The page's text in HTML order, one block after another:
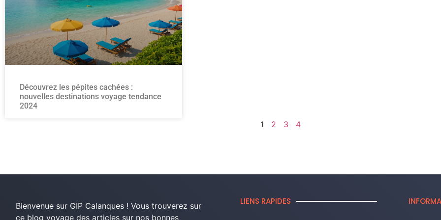
Découvrez les pépites cachées :
nouvelles destinations voyage tendance
2024
1 2 3 4
Bienvenue sur GIP Calanques ! Vous trouverez sur
ce blog voyage des articles sur nos bonnes
LIENS RAPIDES